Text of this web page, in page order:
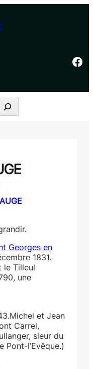
Facebook
Georges en
1831.
le Tilleul
une
et Jean
Carrel,
sieur du
Pont-l’Evêque.)